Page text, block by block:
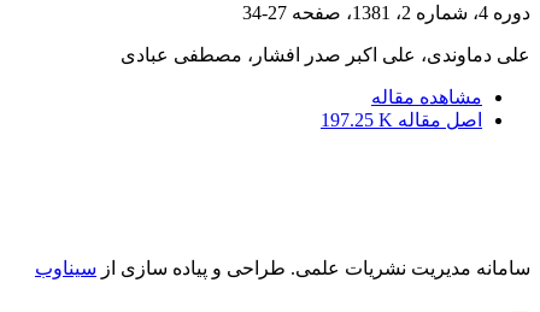
دوره 4، شماره 2، 1381، صفحه 27-34
على دماوندى، على اکبر صدر افشار، مصطفى عبادى
مشاهده مقاله
اصل مقاله 197.25 K
سامانه مدیریت نشریات علمی. طراحی و پیاده سازی از سیناوب